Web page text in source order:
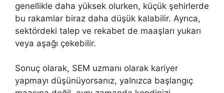
genellikle daha yüksek olurken, küçük şehirlerde
bu rakamlar biraz daha düşük kalabilir. Ayrıca,
sektördeki talep ve rekabet de maaşları yukarı
veya aşağı çekebilir.
Sonuç olarak, SEM uzmanı olarak kariyer
yapmayı düşünüyorsanız, yalnızca başlangıç